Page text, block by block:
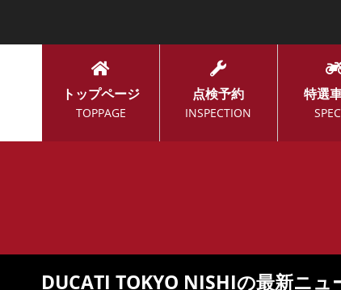
トップページ
TOPPAGE
点検予約
INSPECTION
特選
DUCATI TOKYO NISHIの最新ニュ